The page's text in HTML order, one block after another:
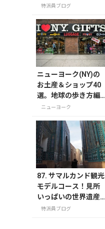
「KIRISHIMA GREEN
特派員ブログ
ニューヨーク(NY)の
お土産＆ショップ40
選。地球の歩き方編
集者セレクト！
ニューヨーク
87. サマルカンド観光
モデルコース！見所
いっぱいの世界遺産
都市を満喫するおす
特派員ブログ